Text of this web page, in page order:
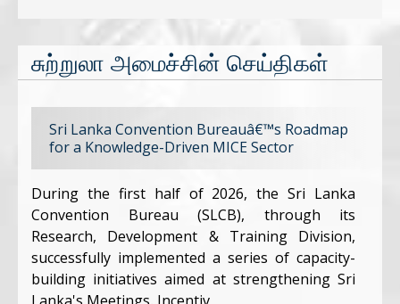
சுற்றுலா அமைச்சின் செய்திகள்
Sri Lanka Convention Bureauâ€™s Roadmap
for a Knowledge-Driven MICE Sector
During the first half of 2026, the Sri Lanka
Convention Bureau (SLCB), through its
Research, Development & Training Division,
successfully implemented a series of capacity-
building initiatives aimed at strengthening Sri